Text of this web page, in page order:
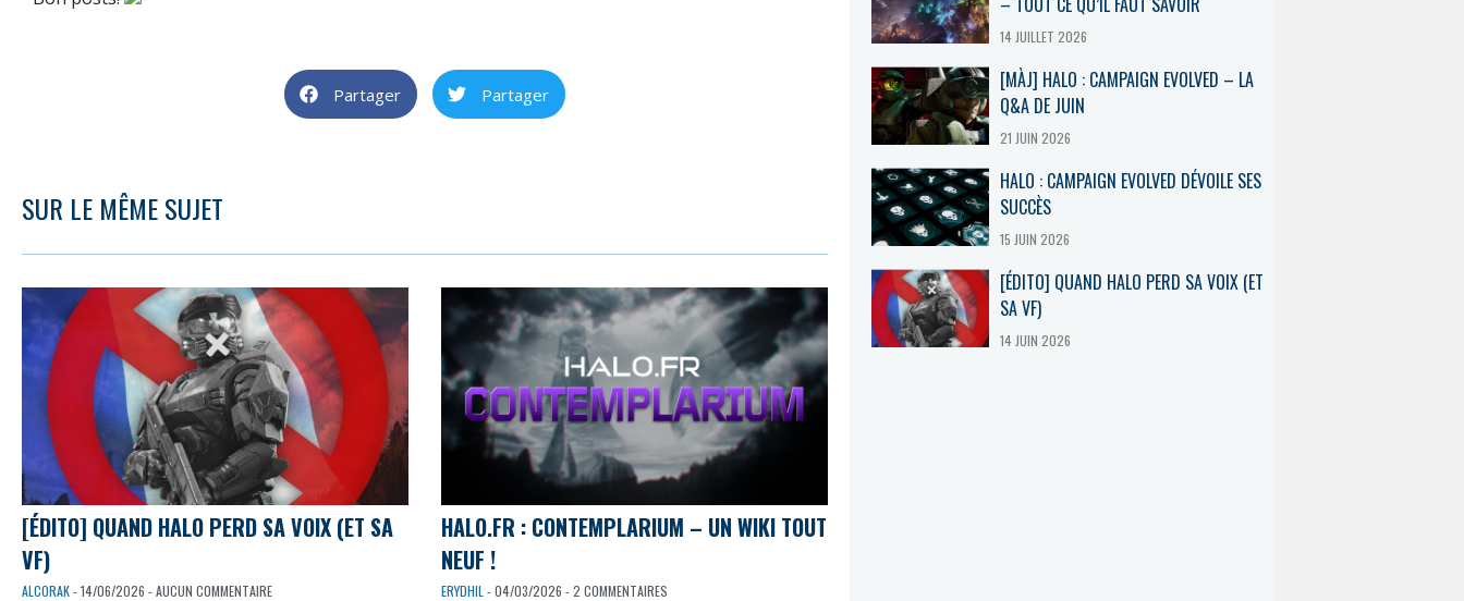
Partager Partager
SUR LE MÊME SUJET
[ÉDITO] QUAND HALO PERD SA VOIX (ET SA
VF)
ALCORAK- 14/06/2026 - AUCUN COMMENTAIRE
HALO.FR : CONTEMPLARIUM – UN WIKI TOUT
NEUF !
ERYDHIL - 04/03/2026 - 2 COMMENTAIRES
14 JUILLET 2026
[MÀJ] HALO : CAMPAIGN EVOLVED – LA
Q&A DE JUIN
21 JUIN 2026
HALO : CAMPAIGN EVOLVED DÉVOILE SES
SUCCÈS
15 JUIN 2026
[ÉDITO] QUAND HALO PERD SA VOIX (ET
SA VF)
14 JUIN 2026